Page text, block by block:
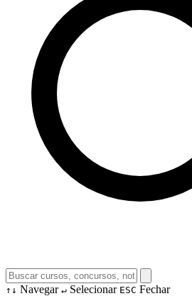
↑↓ Navegar ↵ Selecionar ESC Fechar